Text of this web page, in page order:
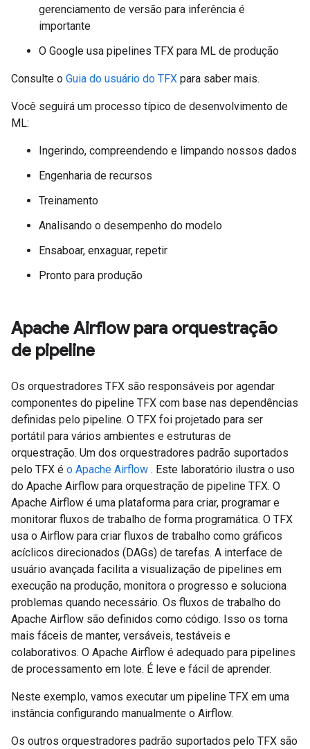
gerenciamento de versão para inferência é
importante
O Google usa pipelines TFX para ML de produção
Consulte o Guia do usuário do TFX para saber mais.
Você seguirá um processo típico de desenvolvimento de
ML:
Ingerindo, compreendendo e limpando nossos dados
Engenharia de recursos
Treinamento
Analisando o desempenho do modelo
Ensaboar, enxaguar, repetir
Pronto para produção
Apache Airflow para orquestração
de pipeline
Os orquestradores TFX são responsáveis ​​por agendar
componentes do pipeline TFX com base nas dependências
definidas pelo pipeline. O TFX foi projetado para ser
portátil para vários ambientes e estruturas de
orquestração. Um dos orquestradores padrão suportados
pelo TFX é o Apache Airflow . Este laboratório ilustra o uso
do Apache Airflow para orquestração de pipeline TFX. O
Apache Airflow é uma plataforma para criar, programar e
monitorar fluxos de trabalho de forma programática. O TFX
usa o Airflow para criar fluxos de trabalho como gráficos
acíclicos direcionados (DAGs) de tarefas. A interface de
usuário avançada facilita a visualização de pipelines em
execução na produção, monitora o progresso e soluciona
problemas quando necessário. Os fluxos de trabalho do
Apache Airflow são definidos como código. Isso os torna
mais fáceis de manter, versáveis, testáveis ​​e
colaborativos. O Apache Airflow é adequado para pipelines
de processamento em lote. É leve e fácil de aprender.
Neste exemplo, vamos executar um pipeline TFX em uma
instância configurando manualmente o Airflow.
Os outros orquestradores padrão suportados pelo TFX são